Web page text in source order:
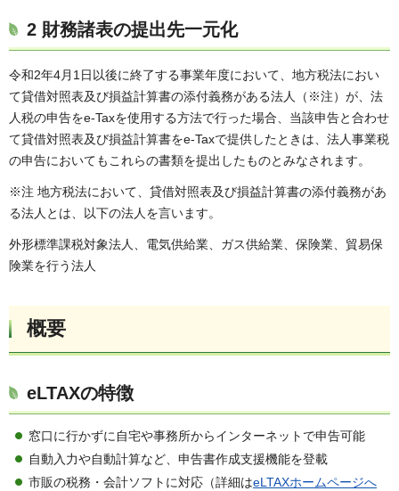
2 財務諸表の提出先一元化
令和2年4月1日以後に終了する事業年度において、地方税法におい
て貸借対照表及び損益計算書の添付義務がある法人（※注）が、法
人税の申告をe-Taxを使用する方法で行った場合、当該申告と合わせ
て貸借対照表及び損益計算書をe-Taxで提供したときは、法人事業税
の申告においてもこれらの書類を提出したものとみなされます。
※注 地方税法において、貸借対照表及び損益計算書の添付義務があ
る法人とは、以下の法人を言います。
外形標準課税対象法人、電気供給業、ガス供給業、保険業、貿易保
険業を行う法人
概要
eLTAXの特徴
窓口に行かずに自宅や事務所からインターネットで申告可能
自動入力や自動計算など、申告書作成支援機能を登載
市販の税務・会計ソフトに対応（詳細はeLTAXホームページへ